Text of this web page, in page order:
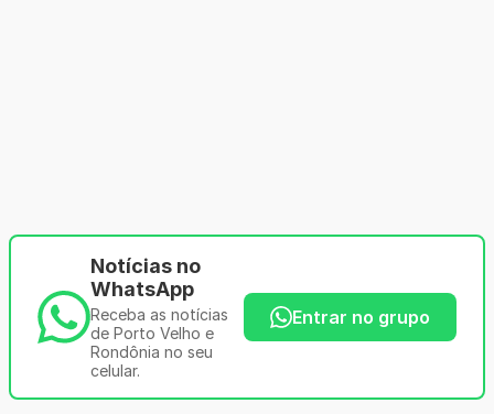
Notícias no
WhatsApp
Receba as notícias
de Porto Velho e
Rondônia no seu
celular.
Entrar no grupo